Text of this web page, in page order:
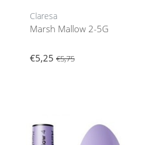
Claresa
Marsh Mallow 2-5G
€5,25 €5,75